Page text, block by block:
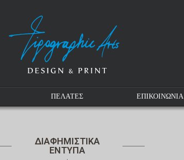
ΠΕΛΑΤΕΣ ΕΠΙΚΟΙΝΩΝΙΑ
ΔΙΑΦΗΜΙΣΤΙΚΑ
ΕΝΤΥΠΑ